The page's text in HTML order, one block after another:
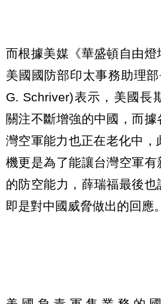
而根據美媒《華盛頓自由燈
美國國防部印太事務助理
G. Schriver)表示，美國長
關注不斷增強的中國，而據
灣空軍能力也正在老化中，
機更是為了能讓台灣空軍
的防空能力，薛瑞福最後
即是對中國威脅做出的回應。